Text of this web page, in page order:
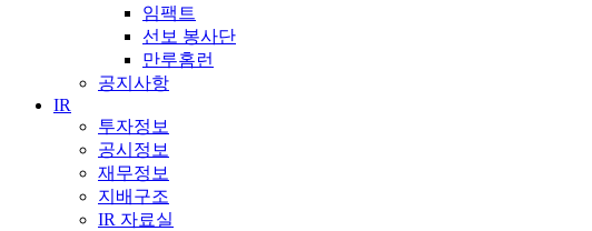
임팩트
선보 봉사단
만루홈런
공지사항
IR
투자정보
공시정보
재무정보
지배구조
IR 자료실